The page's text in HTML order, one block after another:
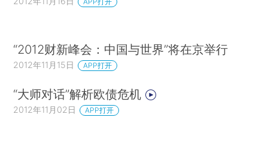
“2012财新峰会：中国与世界”将在京举行
2012年11月15日 APP打开
“大师对话”解析欧债危机
2012年11月02日 APP打开